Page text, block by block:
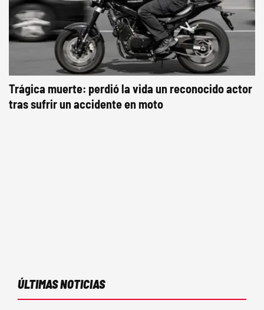
Trágica muerte: perdió la vida un reconocido actor
tras sufrir un accidente en moto
ÚLTIMAS NOTICIAS